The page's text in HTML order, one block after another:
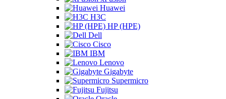
Huawei
H3C
HP (HPE)
Dell
Cisco
IBM
Lenovo
Gigabyte
Supermicro
Fujitsu